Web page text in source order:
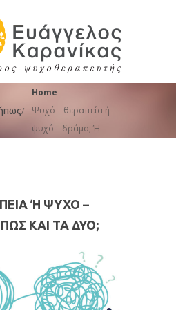
You are here:
Home
Ψυχό – θεραπεία ή
ψυχό – δράμα; Ή
Ή ΨΥΧΌ – Δ
ΚΑΙ ΤΑ ΔΥΟ;